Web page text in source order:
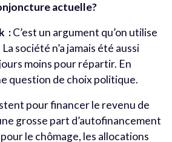
actuelle?
:C’est un argument qu’on utilise
société n’a jamais été aussi
moins pour répartir. En
question de choix politique.
pour financer le revenu de
grosse part d’autofinancement
le chômage, les allocations